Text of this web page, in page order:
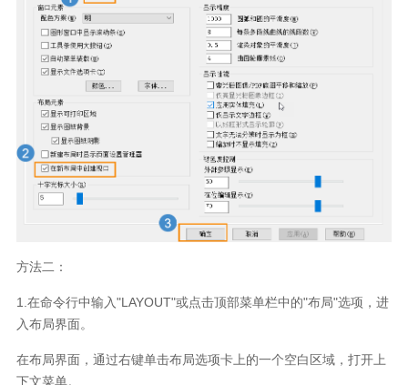
方法二：
1. 在命令行中输入"LAYOUT"或点击顶部菜单栏中的"布局"选项，进
入布局界面。
在布局界面，通过右键单击布局选项卡上的一个空白区域，打开上
下文菜单。